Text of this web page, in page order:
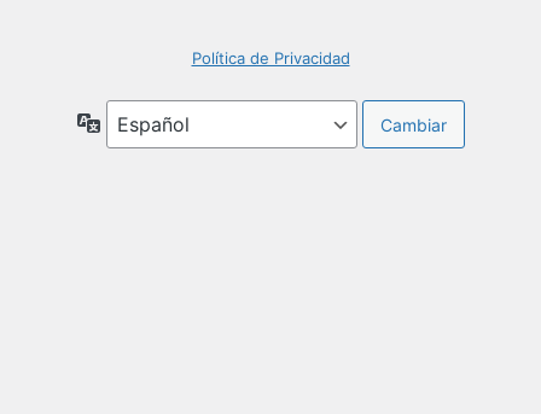
Política de Privacidad
Idioma